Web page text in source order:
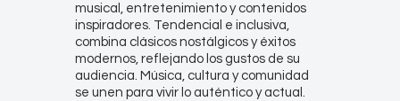
musical, entretenimiento y contenidos
inspiradores. Tendencial e inclusiva,
combina clásicos nostálgicos y éxitos
modernos, reflejando los gustos de su
audiencia. Música, cultura y comunidad
se unen para vivir lo auténtico y actual.